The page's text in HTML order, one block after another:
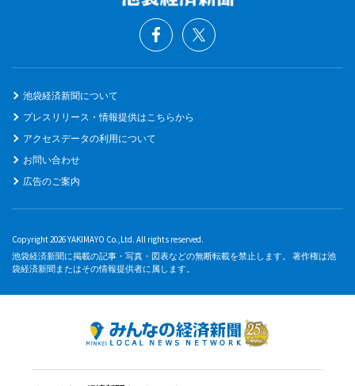
池袋経済新聞について
プレスリリース・情報提供はこちらから
アクセスデータの利用について
お問い合わせ
広告のご案内
Copyright 2026 YAKIMAYO Co.,Ltd. All rights reserved.
池袋経済新聞に掲載の記事・写真・図表などの無断転載を禁止します。 著作権は池
袋経済新聞またはその情報提供者に属します。